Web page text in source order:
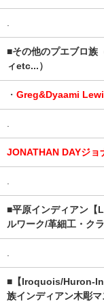
■その他のプエブロ族
ィetc...）
・ Greg&Dyaami
JONATHAN DAYジョ
■平原インディアン【
ルワーク/革細工・ク
■【Iroquois/Huron-
族インディアン木彫マ